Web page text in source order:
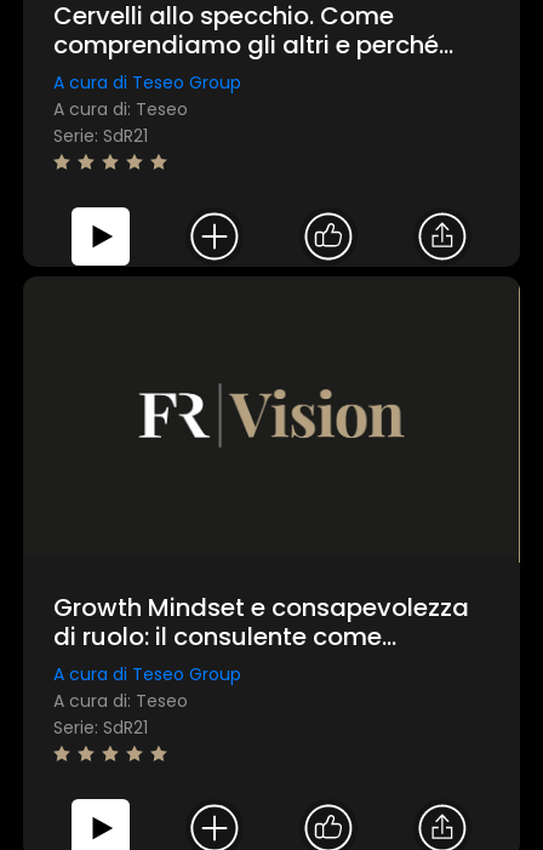
Cervelli allo specchio. Come
comprendiamo gli altri e perché
riusciamo a farlo
A cura di Teseo Group
A cura di: Teseo
Serie: SdR21
Growth Mindset e consapevolezza
di ruolo: il consulente come
protagonista della sostenibilità
A cura di Teseo Group
A cura di: Teseo
Serie: SdR21